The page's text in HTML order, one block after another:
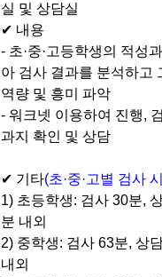
실 및 상담실
✔ 내용
- 초·중·고등학생의 적성
아 검사 결과를 분석하고
역량 및 흥미 파악
- 워크넷 이용하여 진행,
과지 확인 및 상담
✔ 기타(초·중·고별 검사
1) 초등학생: 검사 30분,
분 내외
2) 중학생: 검사 63분, 상
내외